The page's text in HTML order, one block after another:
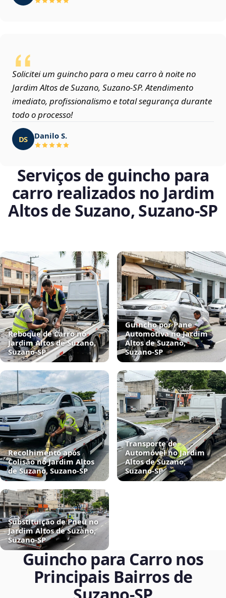
Solicitei um guincho para o meu carro à noite no
Jardim Altos de Suzano, Suzano‑SP. Atendimento
imediato, profissionalismo e total segurança durante
todo o processo!
DS Danilo S.
Serviços de guincho para
carro realizados no Jardim
Altos de Suzano, Suzano‑SP
Reboque de Carro no
Jardim Altos de Suzano,
Suzano‑SP
Guincho por Pane
Automotiva no Jardim
Altos de Suzano,
Suzano‑SP
Recolhimento após
Colisão no Jardim Altos
de Suzano, Suzano‑SP
Transporte de
Automóvel no Jardim
Altos de Suzano,
Suzano‑SP
Substituição de Pneu no
Jardim Altos de Suzano,
Suzano‑SP
Guincho para Carro nos
Principais Bairros de